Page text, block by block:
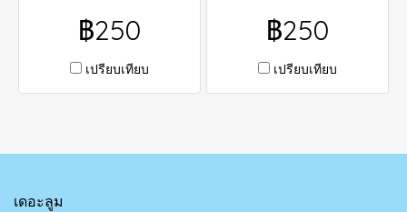
฿250
เปรียบเทียบ
฿250
เปรียบเทียบ
เดอะลูม